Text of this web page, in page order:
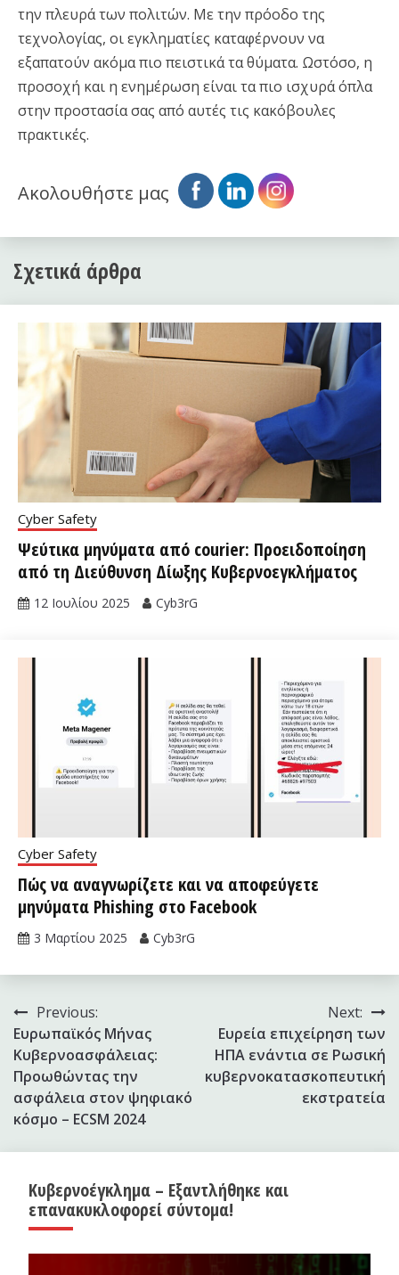
την πλευρά των πολιτών. Με την πρόοδο της
τεχνολογίας, οι εγκληματίες καταφέρνουν να
εξαπατούν ακόμα πιο πειστικά τα θύματα. Ωστόσο, η
προσοχή και η ενημέρωση είναι τα πιο ισχυρά όπλα
στην προστασία σας από αυτές τις κακόβουλες
πρακτικές.
Ακολουθήστε μας
Σχετικά άρθρα
Cyber Safety
Ψεύτικα μηνύματα από courier: Προειδοποίηση
από τη Διεύθυνση Δίωξης Κυβερνοεγκλήματος
12 Ιουλίου 2025 Cyb3rG
Cyber Safety
Πώς να αναγνωρίζετε και να αποφεύγετε
μηνύματα Phishing στο Facebook
3 Μαρτίου 2025 Cyb3rG
Πλοήγηση
άρθρων
Previous:
Ευρωπαϊκός Μήνας
Κυβερνοασφάλειας:
Προωθώντας την
ασφάλεια στον ψηφιακό
κόσμο – ECSM 2024
Next:
Ευρεία επιχείρηση των
ΗΠΑ ενάντια σε Ρωσική
κυβερνοκατασκοπευτική
εκστρατεία
Κυβερνοέγκλημα – Εξαντλήθηκε και
επανακυκλοφορεί σύντομα!